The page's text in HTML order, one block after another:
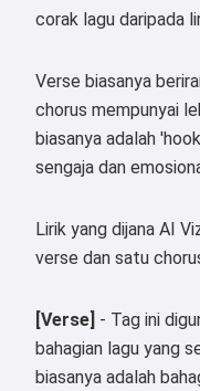
corak lagu daripada
Verse biasanya
chorus mempunyai
biasanya adalah
sengaja dan
Lirik yang dijana AI
verse dan satu
[Verse] - Tag ini
bahagian lagu yang
biasanya adalah